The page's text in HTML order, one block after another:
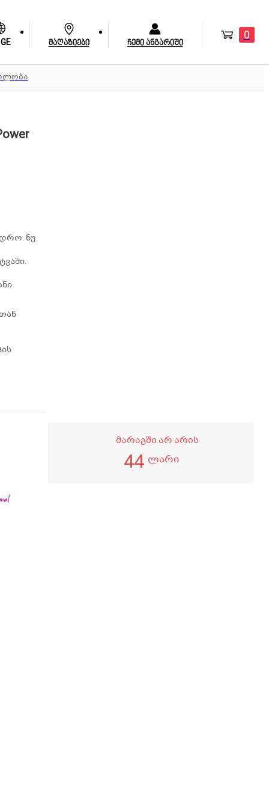
GE მაღაზიები ჩემი ანგარიში
0
დრო. ნუ
მარაგში არ არის
44 ლარი